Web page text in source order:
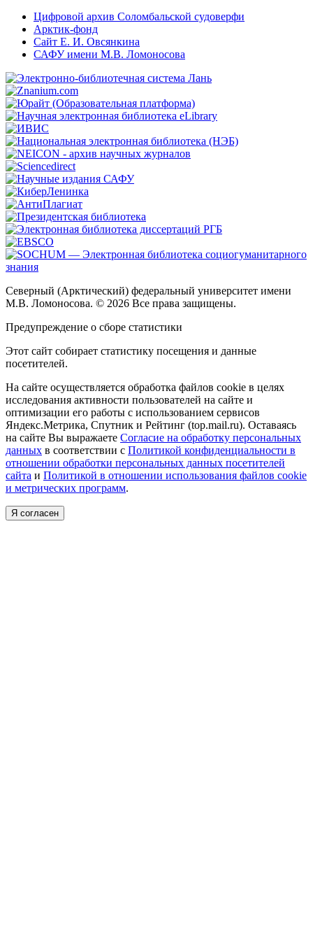
Цифровой архив Соломбальской судоверфи
Арктик-фонд
Сайт Е. И. Овсянкина
САФУ имени М.В. Ломоносова
Северный (Арктический) федеральный университет имени
М.В. Ломоносова. © 2026 Все права защищены.
Предупреждение о сборе статистики
Этот сайт собирает статистику посещения и данные
посетителей.
На сайте осуществляется обработка файлов cookie в целях
исследования активности пользователей на сайте и
оптимизации его работы с использованием сервисов
Яндекс.Метрика, Спутник и Рейтинг (top.mail.ru). Оставаясь
на сайте Вы выражаете Согласие на обработку персональных
данных в соответствии с Политикой конфиденциальности в
отношении обработки персональных данных посетителей
сайта и Политикой в отношении использования файлов cookie
и метрических программ.
Я согласен